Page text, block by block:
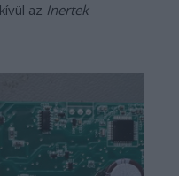
az Inertek